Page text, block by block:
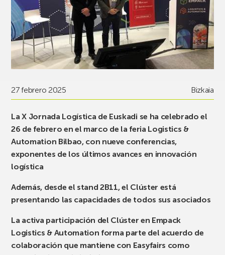
27 febrero 2025 Bizkaia
La X Jornada Logística de Euskadi se ha celebrado el
26 de febrero en el marco de la feria Logistics &
Automation Bilbao, con nueve conferencias,
exponentes de los últimos avances en innovación
logística
Además, desde el stand 2B11, el Clúster está
presentando las capacidades de todos sus asociados
La activa participación del Clúster en Empack
Logistics & Automation forma parte del acuerdo de
colaboración que mantiene con Easyfairs como